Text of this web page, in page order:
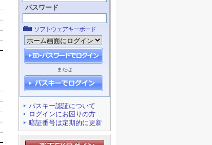
パスワード
ソフトウェアキーボード
または
パスキー認証について
ログインにお困りの方
暗証番号は定期的に更新